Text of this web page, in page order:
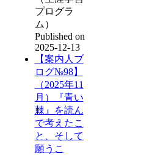
プログラ
ム）
Published on
2025-12-13
【案内人ブ
ログ№98】
（2025年11
月）『青い
棘』を読ん
で考えたこ
と、そして
願うこ